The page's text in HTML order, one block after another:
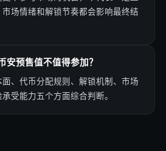
场情绪和解锁节奏都会影响最终结
安预售值不值得参加？
、代币分配规则、解锁机制、市场
受能力五个方面综合判断。